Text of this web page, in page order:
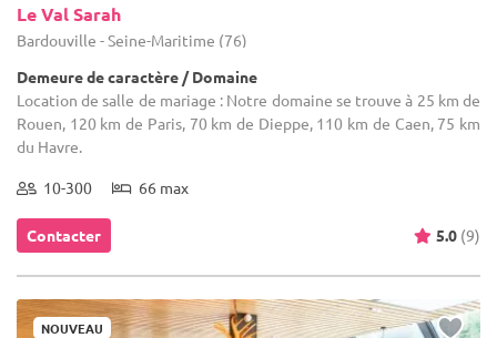
Le Val Sarah
Bardouville - Seine-Maritime (76)
Demeure de caractère / Domaine
Location de salle de mariage : Notre domaine se trouve à 25 km de
Rouen, 120 km de Paris, 70 km de Dieppe, 110 km de Caen, 75 km
du Havre.
10-300 66 max
Contacter 5.0 (9)
NOUVEAU